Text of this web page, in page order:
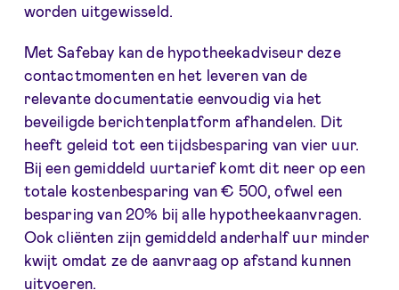
worden uitgewisseld.
Met Safebay kan de hypotheekadviseur deze
contactmomenten en het leveren van de
relevante documentatie eenvoudig via het
beveiligde berichtenplatform afhandelen. Dit
heeft geleid tot een tijdsbesparing van vier uur.
Bij een gemiddeld uurtarief komt dit neer op een
totale kostenbesparing van € 500, ofwel een
besparing van 20% bij alle hypotheekaanvragen.
Ook cliënten zijn gemiddeld anderhalf uur minder
kwijt omdat ze de aanvraag op afstand kunnen
uitvoeren.